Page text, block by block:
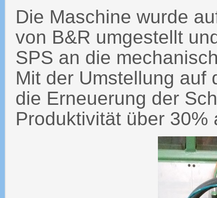
Die Maschine wurde
von B&R umgestellt
SPS an die
Mit der Umstellung auf
die Erneuerung der
Produktivität über 30%